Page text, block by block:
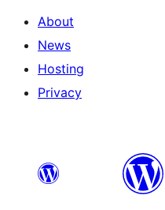
About
News
Hosting
Privacy